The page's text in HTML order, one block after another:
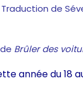
de
Brûler des
année du 18